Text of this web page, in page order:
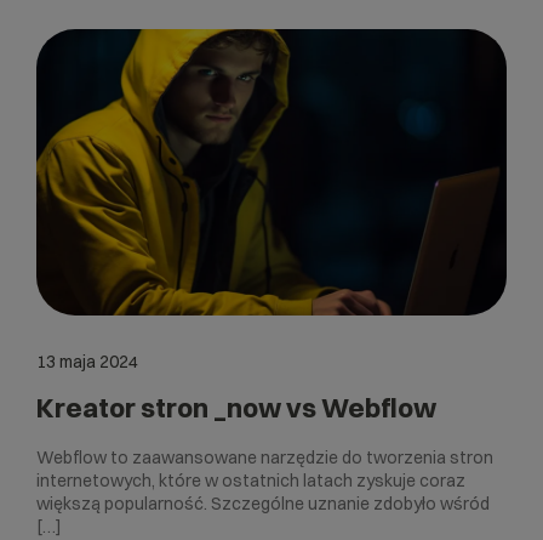
13 maja 2024
Kreator stron _now vs Webflow
Webflow to zaawansowane narzędzie do tworzenia stron
internetowych, które w ostatnich latach zyskuje coraz
większą popularność. Szczególne uznanie zdobyło wśród
[…]